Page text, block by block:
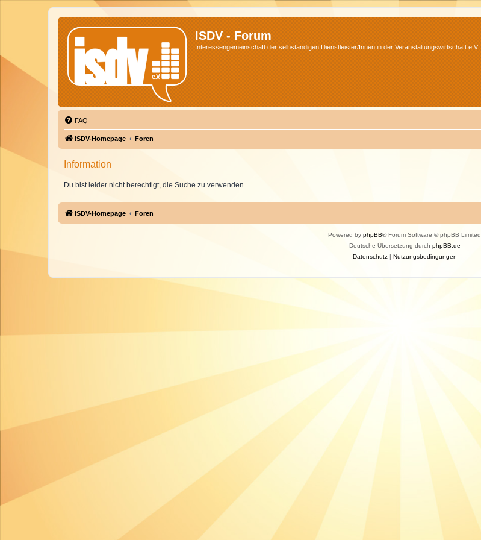
ISDV - Forum
Interessengemeinschaft der selbständigen Dienstleister/Innen in der Veranstaltungswirtschaft e.V.
FAQ
ISDV-Homepage Foren
Information
Du bist leider nicht berechtigt, die Suche zu verwenden.
ISDV-Homepage Foren
Powered by phpBB® Forum Software © phpBB Limited
Deutsche Übersetzung durch phpBB.de
Datenschutz| Nutzungsbedingungen